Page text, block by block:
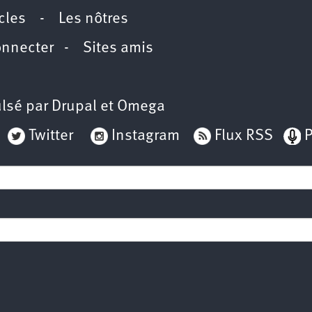
- Les nôtres
- Sites amis
par Drupal et Omega
Twitter Instagram Flux RSS